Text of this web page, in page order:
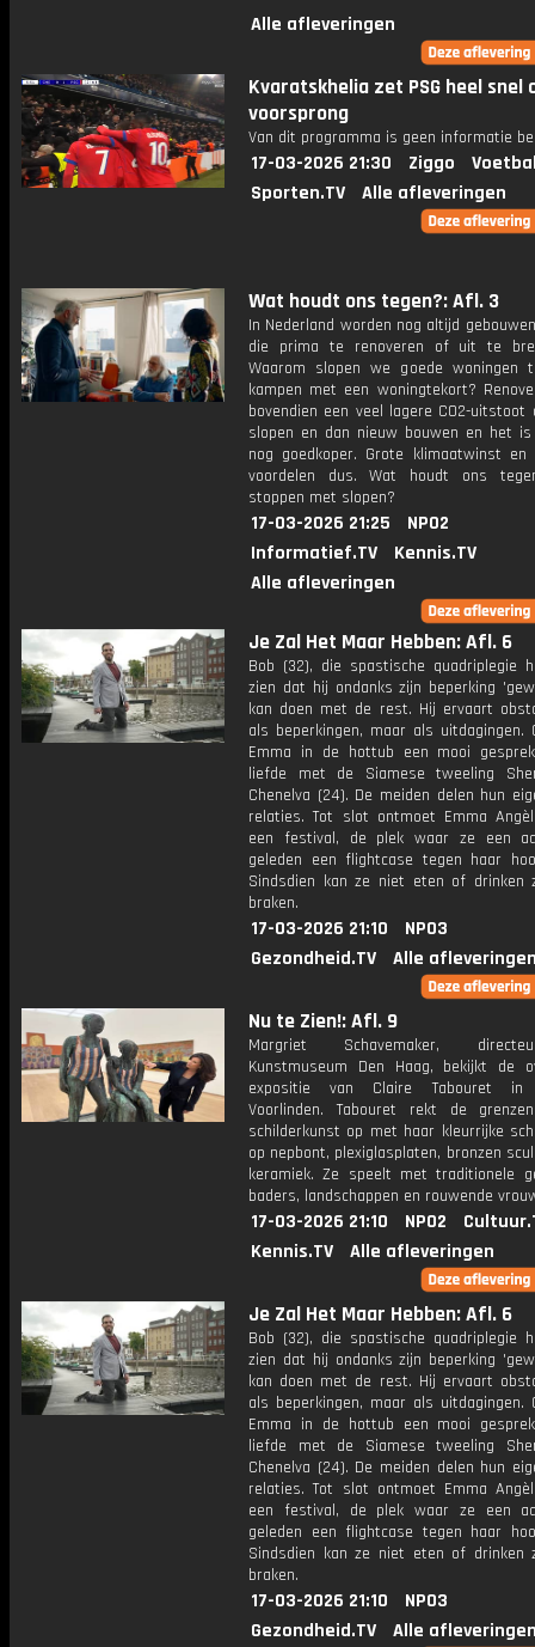
Alle afleveringen
Kvaratskhelia zet PSG heel snel
voorsprong
Van dit programma is geen informatie
17-03-2026 21:30 Ziggo
Sporten.TV
Alle afleveringen
Wat houdt ons tegen?: Afl. 3
In Nederland worden nog altijd
die prima te renoveren of uit te
Waarom slopen we goede woningen
kampen met een woningtekort?
bovendien een veel lagere CO2-uitstoot
slopen en dan nieuw bouwen en het is
nog goedkoper. Grote klimaatwinst en
voordelen dus. Wat houdt ons
stoppen met slopen?
17-03-2026 21:25
NPO2
Informatief.TV
Kennis.TV
Alle afleveringen
Je Zal Het Maar Hebben: Afl. 6
Bob (32), die spastische quadriplegie
zien dat hij ondanks zijn beperking
kan doen met de rest. Hij ervaart
als beperkingen, maar als uitdagingen.
Emma in de hottub een mooi
liefde met de Siamese tweeling
Chenelva (24). De meiden delen hun
relaties. Tot slot ontmoet Emma
een festival, de plek waar ze een
geleden een flightcase tegen haar
Sindsdien kan ze niet eten of drinken
braken.
17-03-2026 21:10
NPO3
Gezondheid.TV
Alle
Nu te Zien!: Afl. 9
Margriet Schavemaker,
Kunstmuseum Den Haag, bekijkt de
expositie van Claire Tabouret in
Voorlinden. Tabouret rekt de
schilderkunst op met haar kleurrijke
op nepbont, plexiglasplaten, bronzen
keramiek. Ze speelt met traditionele
baders, landschappen en rouwende
17-03-2026 21:10 NPO2
Kennis.TV
Alle afleveringen
Je Zal Het Maar Hebben: Afl. 6
Bob (32), die spastische quadriplegie
zien dat hij ondanks zijn beperking
kan doen met de rest. Hij ervaart
als beperkingen, maar als uitdagingen.
Emma in de hottub een mooi
liefde met de Siamese tweeling
Chenelva (24). De meiden delen hun
relaties. Tot slot ontmoet Emma
een festival, de plek waar ze een
geleden een flightcase tegen haar
Sindsdien kan ze niet eten of drinken
braken.
17-03-2026 21:10
NPO3
Gezondheid.TV
Alle